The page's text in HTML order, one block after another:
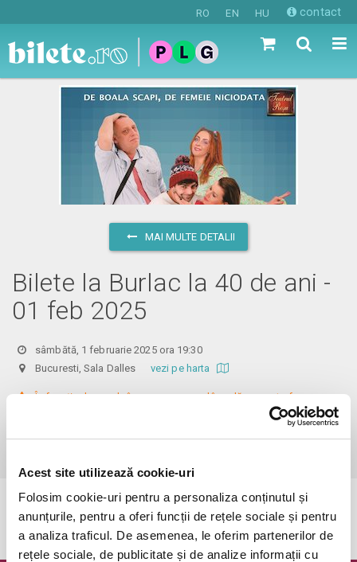
Acest site utilizează cookie-uri
Folosim cookie-uri pentru a personaliza conținutul și
anunțurile, pentru a oferi funcții de rețele sociale și pentru
a analiza traficul. De asemenea, le oferim partenerilor de
rețele sociale, de publicitate și de analize informații cu
RO EN HU contact
MAI MULTE DETALII
Bilete la Burlac la 40 de ani -
01 feb 2025
sâmbătă, 1 februarie 2025 ora 19:30
Bucuresti, Sala Dalles vezi pe harta
În funcție de ora de începere, accesul în sală se poate face cu o
oră / cu 40 minute mai devreme, fiind permis cu până la 10 minute
Evenimentul a expirat.